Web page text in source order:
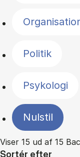
Politik
Psykologi
Nulstil
Viser 15 ud af 15
Sortér efter